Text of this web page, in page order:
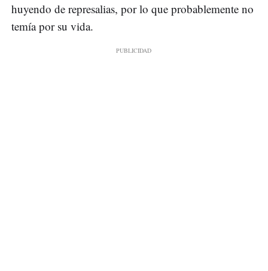
huyendo de represalias, por lo que probablemente no
temía por su vida.